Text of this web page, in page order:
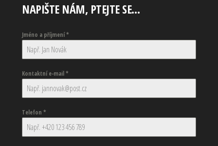
NAPIŠTE NÁM, PTEJTE SE…
Jméno a příjmení*
Kontaktní e-mail*
Telefon *